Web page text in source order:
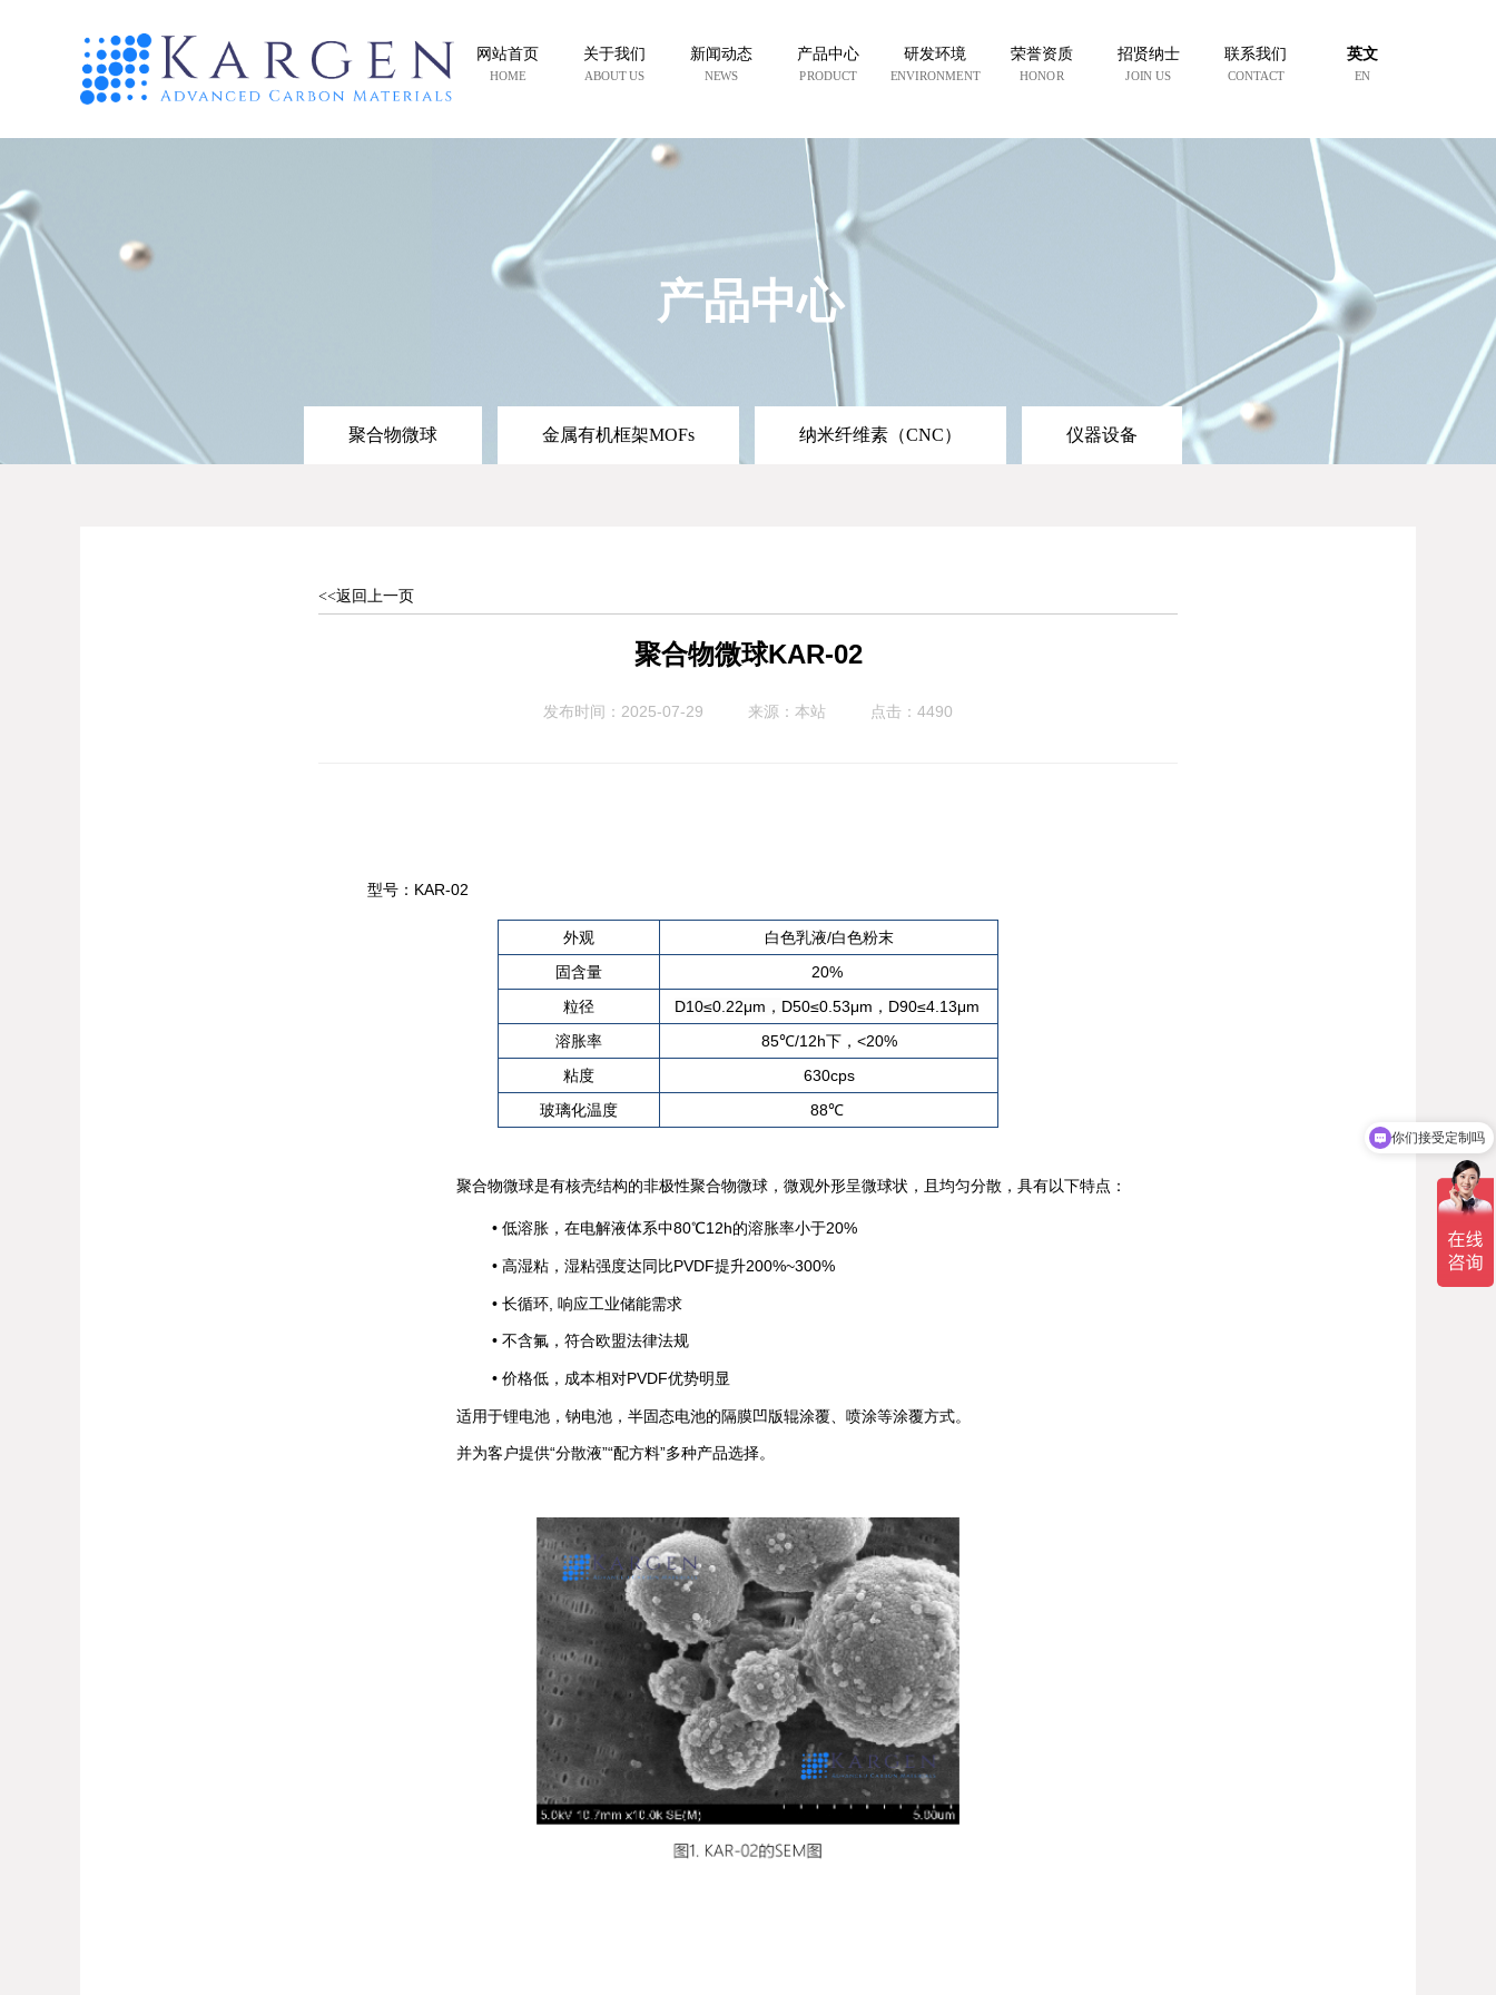
网站首页
HOME
关于我们
ABOUT US
新闻动态
NEWS
产品中心
PRODUCT
研发环境
ENVIRONMENT
荣誉资质
HONOR
招贤纳士
JOIN US
联系我们
CONTACT
英文
EN
产品中心
聚合物微球 金属有机框架MOFs 纳米纤维素（CNC） 仪器设备
<<返回上一页
聚合物微球KAR-02
发布时间：2025-07-29 来源：本站 点击：4490
型号：KAR-02
外观
白色乳液/白色粉末
固含量
20%
粒径
D10≤0.22μm， D50≤0.53μm，D90≤4.13μm
溶胀率
85℃/12h下，<20%
粘度
630cps
玻璃化温度
88℃
聚合物微球是有核壳结构的非极性聚合物微球，微观外形呈微球状，且均匀分散，具有以下特点：
• 低溶胀，在电解液体系中80℃12h的溶胀率小于20%
• 高湿粘，湿粘强度达同比PVDF提升200%~300%
• 长循环, 响应工业储能需求
• 不含氟，符合欧盟法律法规
• 价格低，成本相对PVDF优势明显
适用于锂电池，钠电池，半固态电池的隔膜凹版辊涂覆、喷涂等涂覆方式。
并为客户提供“分散液”“配方料”多种产品选择。
你们接受定制吗